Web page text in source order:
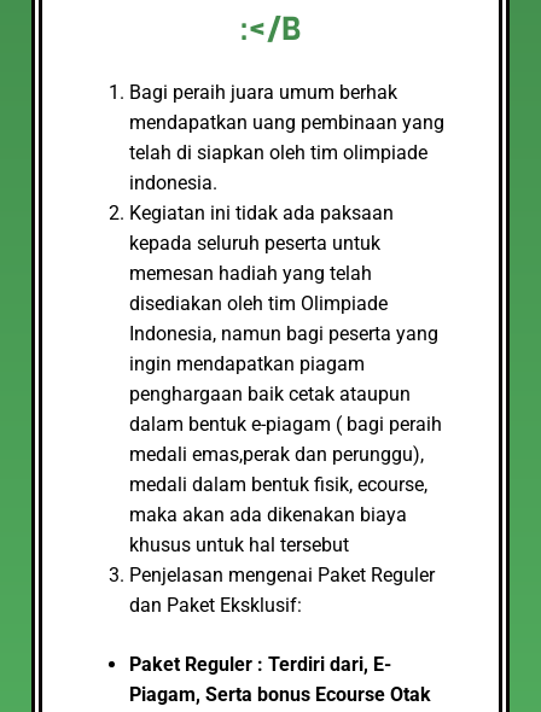
:</B
Bagi peraih juara umum berhak
mendapatkan uang pembinaan yang
telah di siapkan oleh tim olimpiade
indonesia.
Kegiatan ini tidak ada paksaan
kepada seluruh peserta untuk
memesan hadiah yang telah
disediakan oleh tim Olimpiade
Indonesia, namun bagi peserta yang
ingin mendapatkan piagam
penghargaan baik cetak ataupun
dalam bentuk e-piagam ( bagi peraih
medali emas,perak dan perunggu),
medali dalam bentuk fisik, ecourse,
maka akan ada dikenakan biaya
khusus untuk hal tersebut
Penjelasan mengenai Paket Reguler
dan Paket Eksklusif:
Paket Reguler : Terdiri dari, E-
Piagam, Serta bonus Ecourse Otak